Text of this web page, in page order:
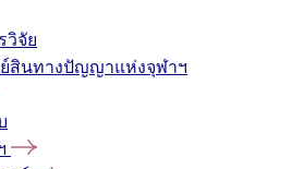
วิจัย
สินทางปัญญาแห่งจุฬาฯ